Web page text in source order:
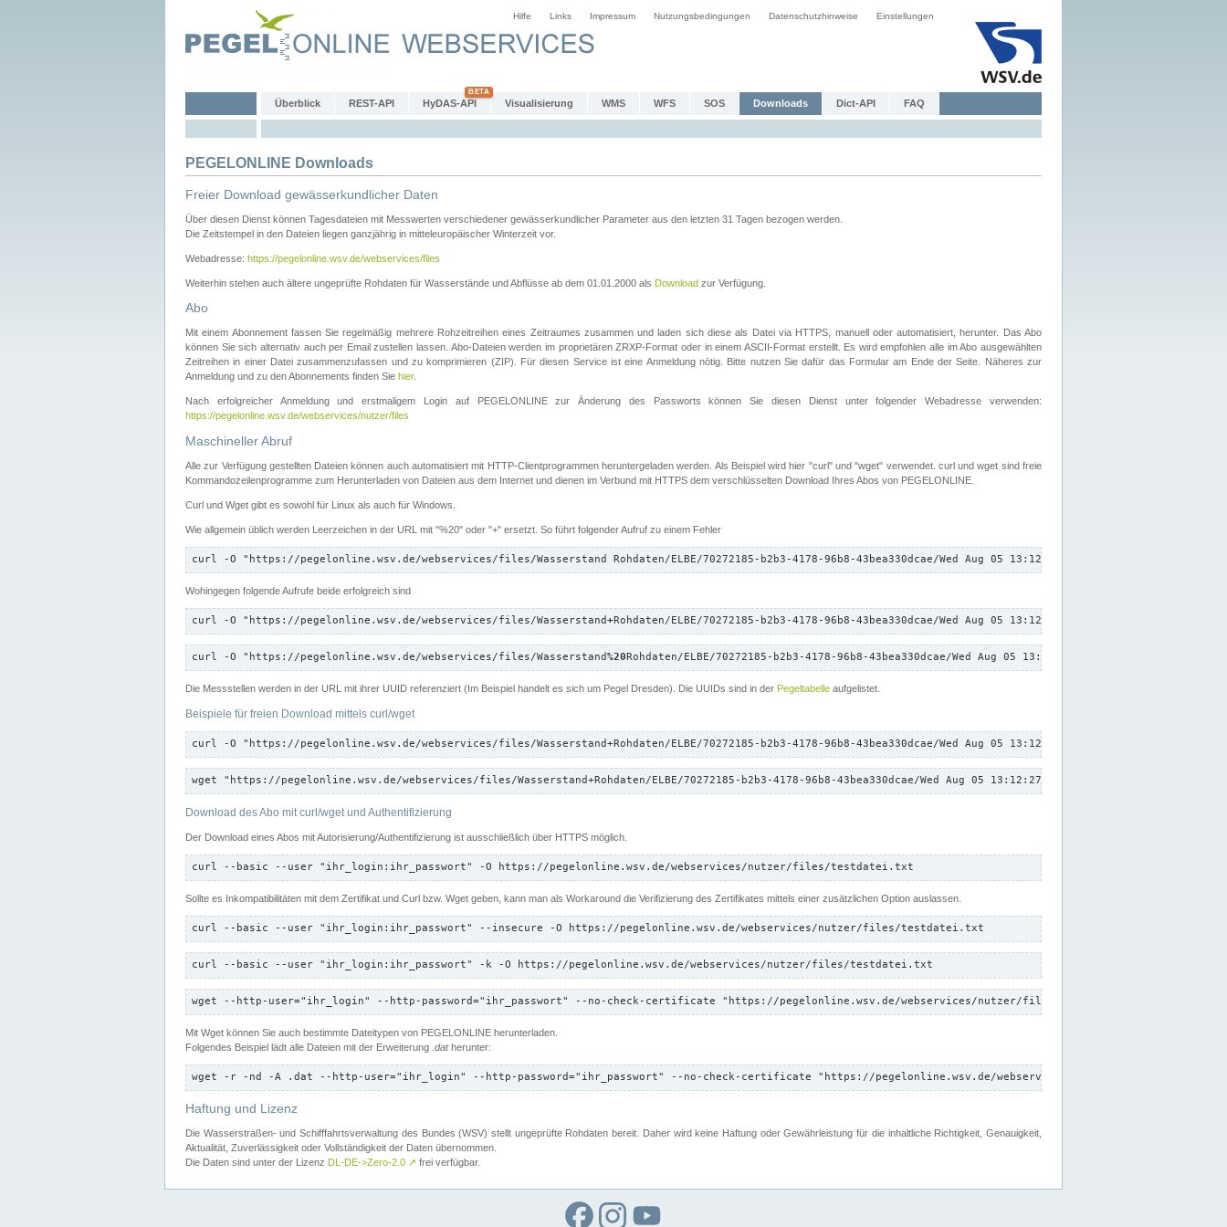
Hilfe Links Impressum Nutzungsbedingungen Datenschutzhinweise Einstellungen
Überblick REST-API HyDAS-API Visualisierung WMS WFS SOS Downloads Dict-API FAQ
PEGELONLINE Downloads
Freier Download gewässerkundlicher Daten
Über diesen Dienst können Tagesdateien mit Messwerten verschiedener gewässerkundlicher Parameter aus den letzten 31 Tagen bezogen werden.
Die Zeitstempel in den Dateien liegen ganzjährig in mitteleuropäischer Winterzeit vor.
Webadresse: https://pegelonline.wsv.de/webservices/files
Weiterhin stehen auch ältere ungeprüfte Rohdaten für Wasserstände und Abflüsse ab dem 01.01.2000 als Download zur Verfügung.
Abo
Mit einem Abonnement fassen Sie regelmäßig mehrere Rohzeitreihen eines Zeitraumes zusammen und laden sich diese als Datei via HTTPS, manuell oder automatisiert, herunter. Das Abo
können Sie sich alternativ auch per Email zustellen lassen. Abo-Dateien werden im proprietären ZRXP-Format oder in einem ASCII-Format erstellt. Es wird empfohlen alle im Abo ausgewählten
Zeitreihen in einer Datei zusammenzufassen und zu komprimieren (ZIP). Für diesen Service ist eine Anmeldung nötig. Bitte nutzen Sie dafür das Formular am Ende der Seite. Näheres zur
Anmeldung und zu den Abonnements finden Sie hier.
Nach erfolgreicher Anmeldung und erstmaligem Login auf PEGELONLINE zur Änderung des Passworts können Sie diesen Dienst unter folgender Webadresse verwenden:
https://pegelonline.wsv.de/webservices/nutzer/files
Maschineller Abruf
Alle zur Verfügung gestellten Dateien können auch automatisiert mit HTTP-Clientprogrammen heruntergeladen werden. Als Beispiel wird hier "curl" und "wget" verwendet. curl und wget sind freie
Kommandozeilenprogramme zum Herunterladen von Dateien aus dem Internet und dienen im Verbund mit HTTPS dem verschlüsselten Download Ihres Abos von PEGELONLINE.
Curl und Wget gibt es sowohl für Linux als auch für Windows.
Wie allgemein üblich werden Leerzeichen in der URL mit "%20" oder "+" ersetzt. So führt folgender Aufruf zu einem Fehler
curl -O "https://pegelonline.wsv.de/webservices/files/Wasserstand Rohdaten/ELBE/70272185-b2b3-4178-96b8-43bea330dcae/Wed Aug 05 13:12:27 CEST 2026/down.txt"
Wohingegen folgende Aufrufe beide erfolgreich sind
curl -O "https://pegelonline.wsv.de/webservices/files/Wasserstand+Rohdaten/ELBE/70272185-b2b3-4178-96b8-43bea330dcae/Wed Aug 05 13:12:27 CEST 2026/down.txt"
curl -O "https://pegelonline.wsv.de/webservices/files/Wasserstand%20Rohdaten/ELBE/70272185-b2b3-4178-96b8-43bea330dcae/Wed Aug 05 13:12:27 CEST 2026/down.txt"
Die Messstellen werden in der URL mit ihrer UUID referenziert (Im Beispiel handelt es sich um Pegel Dresden). Die UUIDs sind in der Pegeltabelle aufgelistet.
Beispiele für freien Download mittels curl/wget
curl -O "https://pegelonline.wsv.de/webservices/files/Wasserstand+Rohdaten/ELBE/70272185-b2b3-4178-96b8-43bea330dcae/Wed Aug 05 13:12:27 CEST 2026/down.txt"
wget "https://pegelonline.wsv.de/webservices/files/Wasserstand+Rohdaten/ELBE/70272185-b2b3-4178-96b8-43bea330dcae/Wed Aug 05 13:12:27 CEST 2026/down.txt"
Download des Abo mit curl/wget und Authentifizierung
Der Download eines Abos mit Autorisierung/Authentifizierung ist ausschließlich über HTTPS möglich.
curl --basic --user "ihr_login:ihr_passwort" -O https://pegelonline.wsv.de/webservices/nutzer/files/testdatei.txt
Sollte es Inkompatibilitäten mit dem Zertifikat und Curl bzw. Wget geben, kann man als Workaround die Verifizierung des Zertifikates mittels einer zusätzlichen Option auslassen.
curl --basic --user "ihr_login:ihr_passwort" --insecure -O https://pegelonline.wsv.de/webservices/nutzer/files/testdatei.txt
curl --basic --user "ihr_login:ihr_passwort" -k -O https://pegelonline.wsv.de/webservices/nutzer/files/testdatei.txt
wget --http-user="ihr_login" --http-password="ihr_passwort" --no-check-certificate "https://pegelonline.wsv.de/webservices/nutzer/files/testdatei.txt"
Mit Wget können Sie auch bestimmte Dateitypen von PEGELONLINE herunterladen.
Folgendes Beispiel lädt alle Dateien mit der Erweiterung .datherunter:
wget -r -nd -A .dat --http-user="ihr_login" --http-password="ihr_passwort" --no-check-certificate "https://pegelonline.wsv.de/webservices/nutzer/files"
Haftung und Lizenz
Die Wasserstraßen- und Schifffahrtsverwaltung des Bundes (WSV) stellt ungeprüfte Rohdaten bereit. Daher wird keine Haftung oder Gewährleistung für die inhaltliche Richtigkeit, Genauigkeit,
Aktualität, Zuverlässigkeit oder Vollständigkeit der Daten übernommen.
Die Daten sind unter der Lizenz DL-DE->Zero-2.0 ↗ frei verfügbar.